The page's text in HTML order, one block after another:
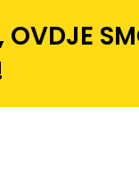
OVDJE